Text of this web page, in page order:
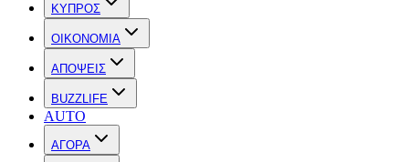
ΚΥΠΡΟΣ
OIKONOMIA
ΑΠΟΨΕΙΣ
BUZZLIFE
AUTO
ΑΓΟΡΑ